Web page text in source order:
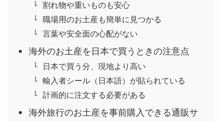
割れ物や重いものも安心
職場用のお土産も簡単に見つかる
言葉や安全面の心配がない
海外のお土産を日本で買うときの注意点
日本で買う分、現地より高い
輸入者シール（日本語）が貼られている
計画的に注文する必要がある
海外旅行のお土産を事前購入できる通販サ